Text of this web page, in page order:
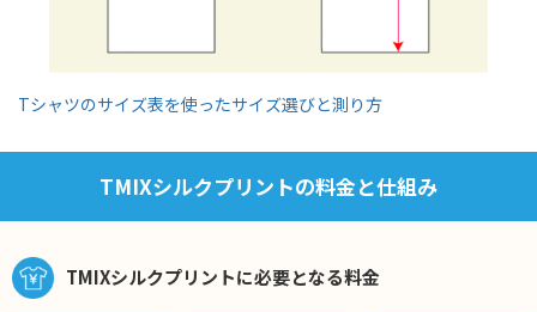
Tシャツのサイズ表を使ったサイズ選びと測り方
TMIXシルクプリントの料金と仕組み
TMIXシルクプリントに必要となる料金